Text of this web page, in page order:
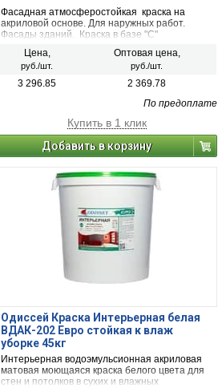
Фасадная атмосферостойкая краска на
акриловой основе. Для наружных работ.
Фасады зданий. Краска в базе "С"
белая краска, либо для колеровки в светлые
и пастельные тона. Краска в базе "А"
применяется либо как самостоятельная
Цена,
руб./шт.
Оптовая цена,
руб./шт.
3 296.85
2 369.78
По предоплате
Купить в 1 клик
Добавить в корзину
Одиссей Краска Интерьерная белая
ВДАК-202 Евро стойкая к влаж
уборке 45кг
Интерьерная водоэмульсионная акриловая
матовая моющаяся краска белого цвета для
стен и потолков в сухих и влажных